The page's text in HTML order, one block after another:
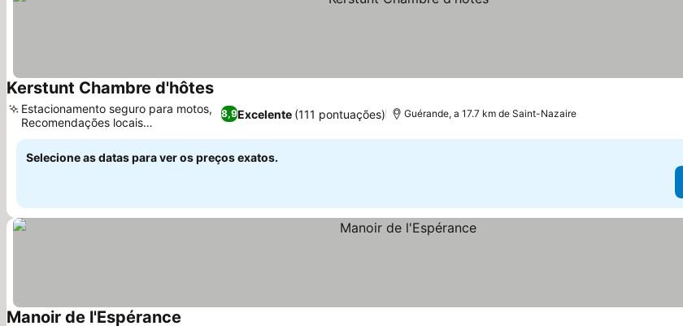
Kerstunt Chambre d'hôtes
8,9Excelente (111 pontuações)
Estacionamento seguro para motos,
Recomendações locais
personalizadas
Guérande, a 17.7 km de Saint-Nazaire
Selecione as datas para ver os preços exatos.
Manoir de l'Espérance